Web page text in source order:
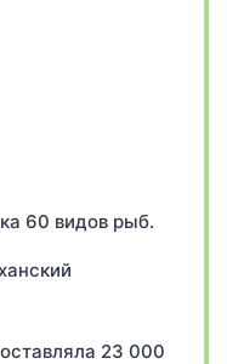
60 видов рыб.
23 000